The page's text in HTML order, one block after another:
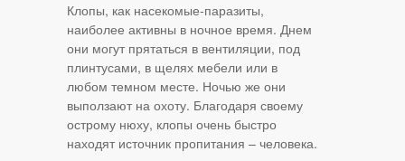
Клопы, как насекомые-паразиты,
наиболее активны в ночное время. Днем
они могут прятаться в вентиляции, под
плинтусами, в щелях мебели или в
любом темном месте. Ночью же они
выползают на охоту. Благодаря своему
острому нюху, клопы очень быстро
находят источник пропитания – человека.